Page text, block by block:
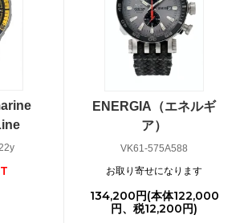
ENERGIA（エネルギ
ア）
VK61-575A588
お取り寄せになります
134,200円(本体122,000
円、税12,200円)